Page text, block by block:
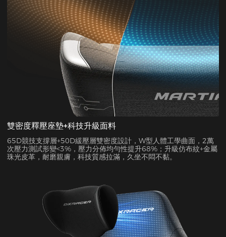
雙密度釋壓座墊+科技升級面料
65D競技支撐層+50D緩壓層雙密度設計，W型人體工學曲面，2萬
次壓力測試形變<3%，壓力分佈均勻性提升68%；升級仿布紋+金屬
珠光皮革，耐磨親膚，科技質感拉滿，久坐不悶不黏。